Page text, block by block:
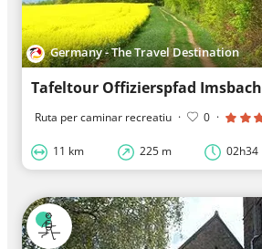
Germany - The Travel Destination
Tafeltour Offizierspfad Imsbach
Ruta per caminar recreatiu · 0 ·
11 km 225 m 02h34